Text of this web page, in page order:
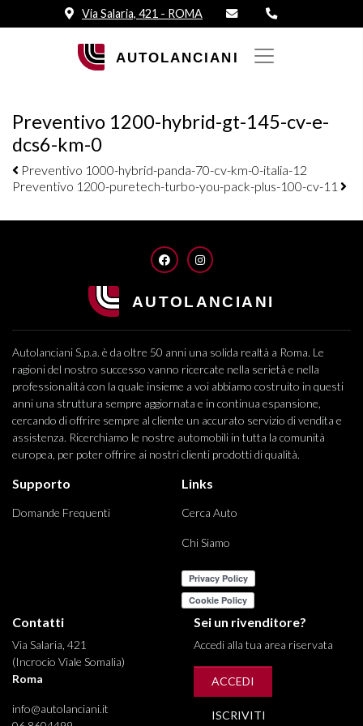
Via Salaria, 421 - ROMA
Preventivo 1200-hybrid-gt-145-cv-e-
dcs6-km-0
Navigazione elementi
Preventivo 1000-hybrid-panda-70-cv-km-0-italia-12
Preventivo 1200-puretech-turbo-you-pack-plus-100-cv-11
FACEBOOKINSTAGRAM
Autolanciani S.p.a. è da oltre 50 anni una solida realtà a Roma. Le
ragioni del nostro successo vanno ricercate nella serietà e nella
professionalità con la quale insieme a voi abbiamo costruito in questi
anni una struttura sempre aggiornata e in continua espansione,
cercando di offrire sempre al cliente un accurato servizio di vendita e
assistenza. Ricerchiamo le nostre automobili in tutta la comunità
europea, per poter offrire ai nostri clienti prodotti di qualità.
Supporto
Domande Frequenti
Links
Cerca Auto
Chi Siamo
Contatti
Via Salaria, 421
(Incrocio Viale Somalia)
Roma
info@autolanciani.it
Sei un rivenditore?
Accedi alla tua area riservata
ACCEDI
ISCRIVITI